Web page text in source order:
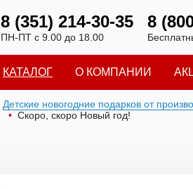
8 (351) 214-30-35
ПН-ПТ с 9.00 до 18.00
8
КАТАЛОГ О КОМПАНИИ
Детские новогодние подарков от
Скоро, скоро Новый год!